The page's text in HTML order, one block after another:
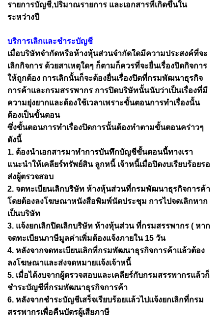
รายการบัญชี,ปริมาณรายการ และเอกสารที่เกิดขึ้นใน
ระหว่างปี
บริการเลิกและชำระบัญชี
เมื่อบริษัทจำกัดหรือห้างหุ้นส่วนจำกัดใดมีความประสงค์ที่จะ
เลิกกิจการ ด้วยสาเหตุใดๆ ก็ตามก็ควรที่จะยื่นเรื่องปิดกิจการ
ให้ถูกต้อง การเลิกนั้นก็จะต้องยื่นเรื่องปิดที่กรมพัฒนาธุรกิจ
การค้าและกรมสรรพากร การปิดบริษัทนั้นนับว่าเป็นเรื่องที่มี
ความยุ่งยากและต้องใช้เวลาเพราะขั้นตอนการทำเรื่องนั้น
ต้องเป็นขั้นตอน
ซึ่งขั้นตอนการทำเรื่องปิดการนั้นต้องทำตามขั้นตอนคร่าวๆ
ดังนี้
1. ต้องนำเอกสารมาทำการบันทึกบัญชีขั้นตอนนี้ทางเรา
แนะนำให้เคลียร์ทรัพย์สิน ลูกหนี้ เจ้าหนี้เมื่อปิดงบเรียบร้อยรอ
ส่งผู้ตรวจสอบ
2. จดทะเบียนเลิกบริษัท ห้างหุ้นส่วนที่กรมพัฒนาธุรกิจการค้า
โดยต้องลงโฆษณาหนังสือพิมพ์นัดประชุม การไปจดเลิกหาก
เป็นบริษัท
3. แจ้งยกเลิกปิดเลิกบริษัท ห้างหุ้นส่วน ที่กรมสรรพากร ( หาก
จดทะเบียนภาษีมูลค่าเพิ่มต้องแจ้งภายใน 15 วัน
4. หลังจากจดทะเบียนเลิกที่กรมพัฒนาธุรกิจการค้าแล้วต้อง
ลงโฆษณาและส่งจดหมายแจ้งเจ้าหนี้
5. เมื่อได้งบจากผู้ตรวจสอบและเคลียร์กับกรมสรรพากรแล้วก็
ชำระบัญชีที่กรมพัฒนาธุรกิจการค้า
6. หลังจากชำระบัญชีเสร็จเรียบร้อยแล้วไปแจ้งยกเลิกที่กรม
สรรพากรเพื่อคืนบัตรผู้เสียภาษี